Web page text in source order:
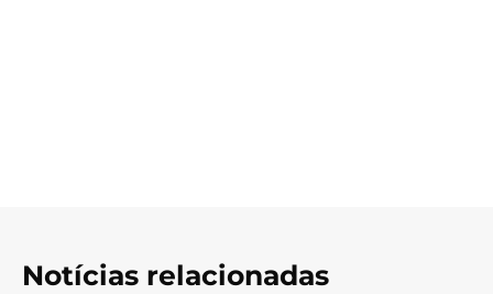
Notícias relacionadas